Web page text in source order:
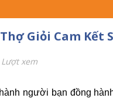
Giỏi Cam Kết
Lượt xem
người bạn đồng